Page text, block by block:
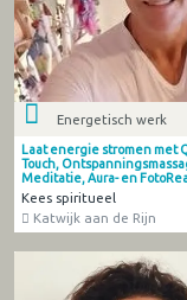
Energetisch werk
Laat energie stromen met
Touch,
Meditatie, Aura- en
Kees spiritueel
Katwijk aan de Rijn